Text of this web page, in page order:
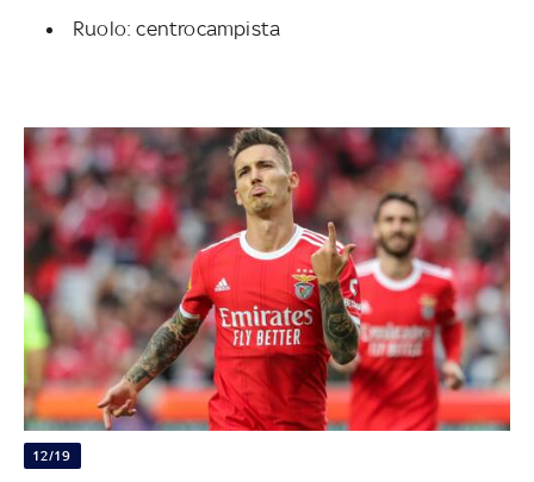
Ruolo: centrocampista
12/19